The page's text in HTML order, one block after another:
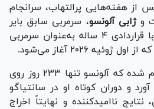
از هفته‌هایی پرالتهاب، سرانجام
وژابی آلونسو، سرمربی سابق بایر
لورکوزن و رئال مادرید را با قراردادی ۴ ساله به‌عنوان سرمربی
۲۰۲۶ آغاز می‌شود.
این انتخاب در حالی انجام شده که آلونسو تنها ۲۳۳ روز روی
و دوران کوتاه او در سانتیاگو
نتایج ناامیدکننده و نهایتاً اخراج